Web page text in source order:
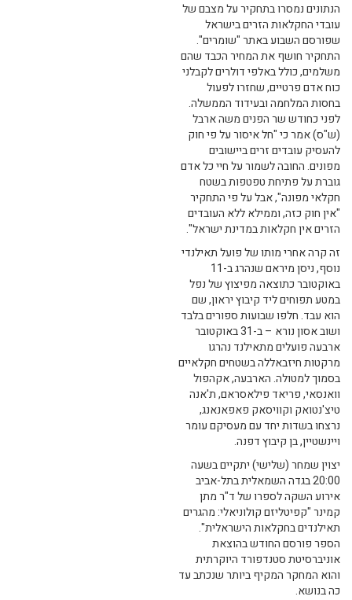
הנתונים נמסרו בתחקיר על מצבם של
עובדי החקלאות הזרים בישראל
שפורסם השבוע באתר "שומרים".
התחקיר חושף את המחיר הכבד שהם
משלמים, כולל באלפי דולרים לקבלני
כוח אדם פרטיים, שחזרו לפעול
בחסות המלחמה ובעידוד הממשלה.
לפני כחודש שר הפנים משה ארבל
(ש"ס) אמר כי "חל איסור על פי חוק
להעסיק עובדים זרים ביישובים
מפונים. החובה לשמור על חיי כל אדם
גוברת על פתיחת טפטפות בשטח
חקלאי מפונה", אבל על פי התחקיר
"אין חוק כזה, וממילא ללא העובדים
הזרים אין חקלאות במדינת ישראל".
זה קרה אחרי מותו של פועל תאילנדי
נוסף, ניסן מיראם שנהרג ב-11
באוקטובר כתוצאה מפיצוץ של נפל
במטע תפוחים ליד קיבוץ יראון, שם
הוא עבד. חלפו שבועות ספורים בלבד
ושוב אסון נורא – ב-31 באוקטובר
ארבעה פועלים מתאילנד נהרגו
מרקטות חיזבאללה בשטחים חקלאיים
בסמוך למטולה. הארבעה, אקהפול
וואנסאי, פריאד פילאסראם, ת'אנה
טיצ'נטואק וקוויסאק פאפאנאנג,
נרצחו בשדות יחד עם מעסיקם עומר
ויינשטיין, בן קיבוץ דפנה.
יצוין שמחר (שלישי) יתקיים בשעה
20:00 בגדה השמאלית בתל-אביב
אירוע השקה לספרו של ד"ר מתן
קמינר "קפיטליזם קולוניאלי: מהגרים
תאילנדים בחקלאות הישראלית".
הספר פורסם החודש בהוצאת
אוניברסיטת סטנדפורד היוקרתית
והוא המחקר המקיף ביותר שנכתב עד
כה בנושא.